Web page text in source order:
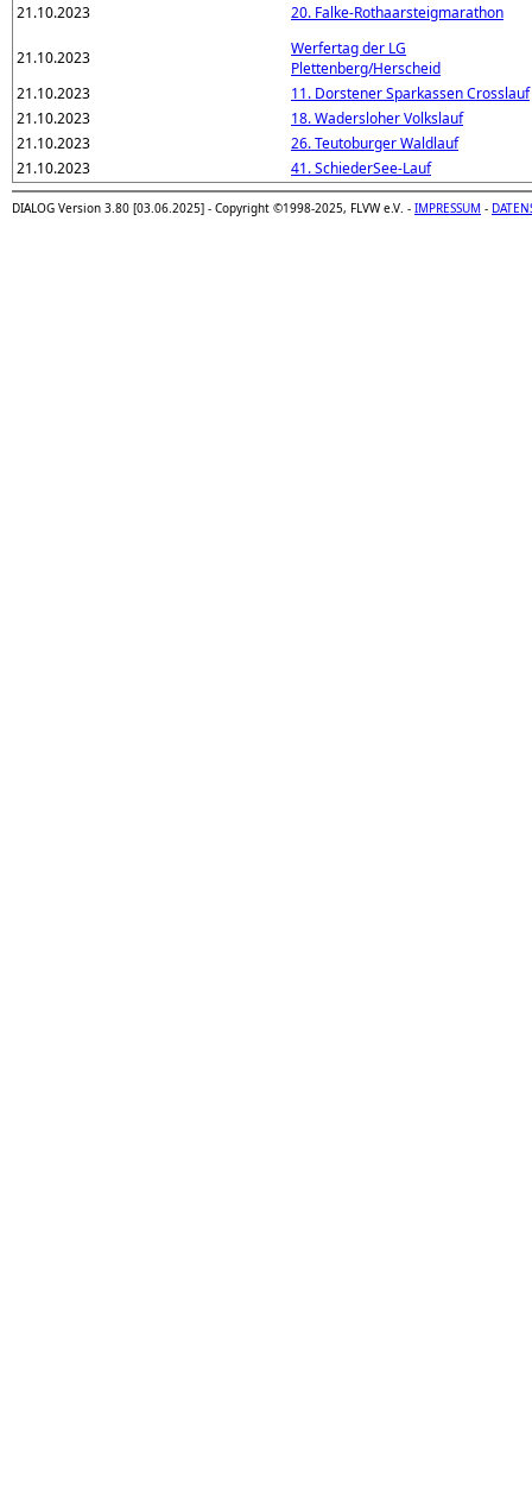
21.10.2023 20. Falke-Rothaarsteigmarathon
21.10.2023
Werfertag der LG
Plettenberg/Herscheid
21.10.2023
11. Dorstener Sparkassen Crosslauf
21.10.2023
18. Wadersloher Volkslauf
21.10.2023
26. Teutoburger Waldlauf
21.10.2023
41. SchiederSee-Lauf
DIALOG Version 3.80 [03.06.2025] - Copyright ©1998-2025, FLVW e.V. - IMPRESSUM -